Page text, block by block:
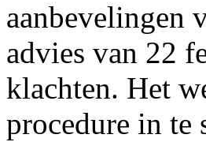
aanbevelingen
advies van 22
klachten. Het
procedure in te